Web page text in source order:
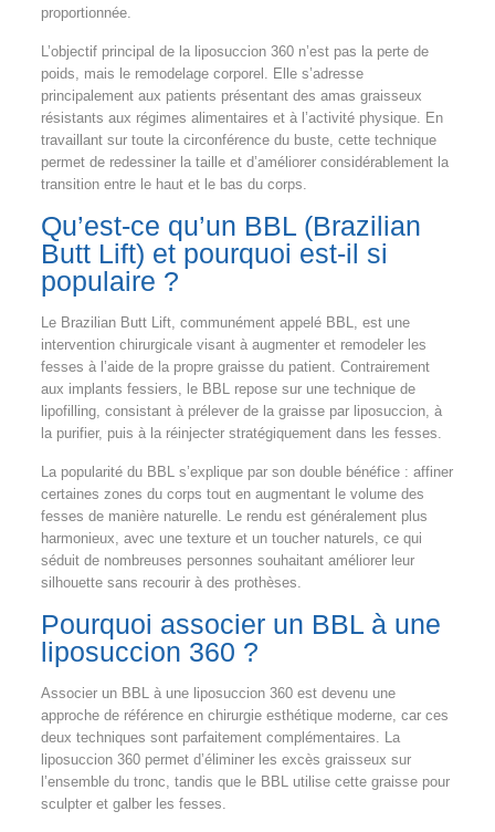
proportionnée.
L’objectif principal de la liposuccion 360 n’est pas la perte de
poids, mais le remodelage corporel. Elle s’adresse
principalement aux patients présentant des amas graisseux
résistants aux régimes alimentaires et à l’activité physique. En
travaillant sur toute la circonférence du buste, cette technique
permet de redessiner la taille et d’améliorer considérablement la
transition entre le haut et le bas du corps.
Qu’est-ce qu’un BBL (Brazilian
Butt Lift) et pourquoi est-il si
populaire ?
Le Brazilian Butt Lift, communément appelé BBL, est une
intervention chirurgicale visant à augmenter et remodeler les
fesses à l’aide de la propre graisse du patient. Contrairement
aux implants fessiers, le BBL repose sur une technique de
lipofilling, consistant à prélever de la graisse par liposuccion, à
la purifier, puis à la réinjecter stratégiquement dans les fesses.
La popularité du BBL s’explique par son double bénéfice : affiner
certaines zones du corps tout en augmentant le volume des
fesses de manière naturelle. Le rendu est généralement plus
harmonieux, avec une texture et un toucher naturels, ce qui
séduit de nombreuses personnes souhaitant améliorer leur
silhouette sans recourir à des prothèses.
Pourquoi associer un BBL à une
liposuccion 360 ?
Associer un BBL à une liposuccion 360 est devenu une
approche de référence en chirurgie esthétique moderne, car ces
deux techniques sont parfaitement complémentaires. La
liposuccion 360 permet d’éliminer les excès graisseux sur
l’ensemble du tronc, tandis que le BBL utilise cette graisse pour
sculpter et galber les fesses.